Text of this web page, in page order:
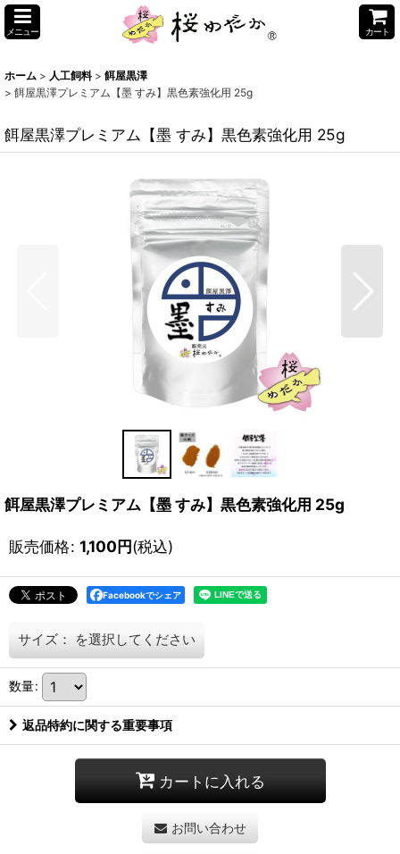
メニュー カート
ホーム > 人工飼料 > 餌屋黒澤
> 餌屋黒澤プレミアム【墨 すみ】黒色素強化用 25g
餌屋黒澤プレミアム【墨 すみ】黒色素強化用 25g
餌屋黒澤プレミアム【墨 すみ】黒色素強化用 25g
販売価格: 1,100円(税込)
Facebookでシェア
サイズ： を選択してください
数量:
返品特約に関する重要事項
カートに入れる
お問い合わせ